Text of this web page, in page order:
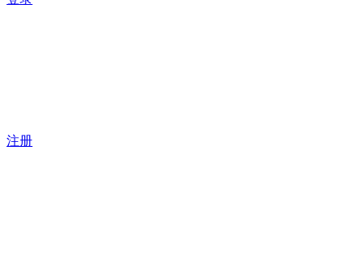
注册